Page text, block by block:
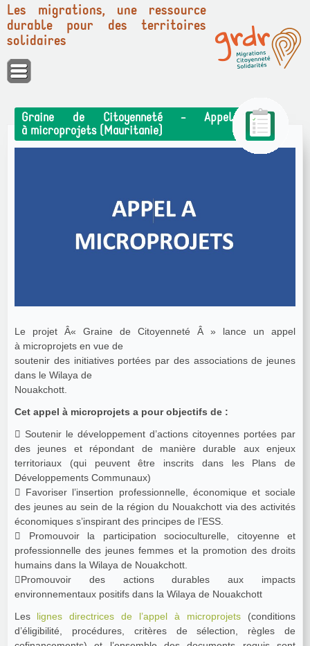
Panneau de gestion des cookies
Les migrations, une ressource
durable pour des territoires
solidaires
Graine de Citoyenneté - Appel
à microprojets (Mauritanie)
Le projet Â« Graine de Citoyenneté Â » lance un appel
à microprojets en vue de
soutenir des initiatives portées par des associations de jeunes
dans le Wilaya de
Nouakchott.
Cet appel à microprojets a pour objectifs de :
 Soutenir le développement d’actions citoyennes portées par
des jeunes et répondant de manière durable aux enjeux
territoriaux (qui peuvent être inscrits dans les Plans de
Développements Communaux)
 Favoriser l’insertion professionnelle, économique et sociale
des jeunes au sein de la région du Nouakchott via des activités
économiques s’inspirant des principes de l’ESS.
 Promouvoir la participation socioculturelle, citoyenne et
professionnelle des jeunes femmes et la promotion des droits
humains dans la Wilaya de Nouakchott.
Promouvoir des actions durables aux impacts
environnementaux positifs dans la Wilaya de Nouakchott
Les lignes directrices de l’appel à microprojets (conditions
d’éligibilité, procédures, critères de sélection, règles de